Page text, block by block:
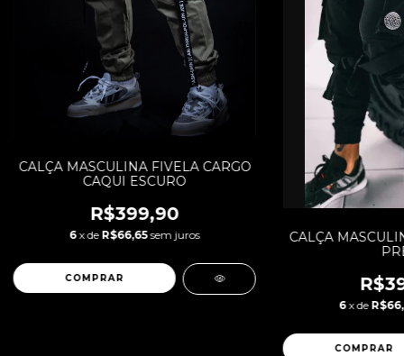
CALÇA MASCULINA FIVELA CARGO
CAQUI ESCURO
R$399,90
6 x de R$66,65 sem juros
COMPRAR
CALÇA
6 x de
COMPRAR